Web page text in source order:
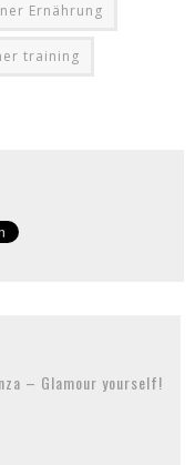
Ernährung
training
– Glamour yourself!